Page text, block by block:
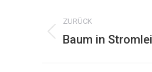
ZURÜCK
Vorheriger
Baum in